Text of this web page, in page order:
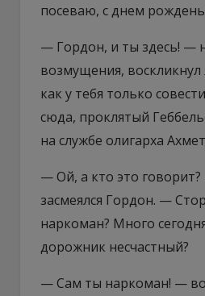
посеваю, с днем
— Гордон, и ты здесь! —
возмущения,
как у тебя только
сюда, проклятый
на службе олигарха
— Ой, а кто это
засмеялся Гордон. —
наркоман? Много
дорожник несчастный?
— Сам ты наркоман! —